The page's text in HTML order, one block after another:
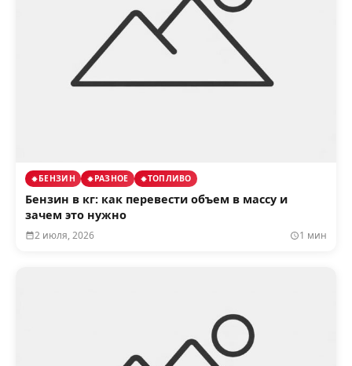
БЕНЗИН РАЗНОЕ ТОПЛИВО
Бензин в кг: как перевести объем в массу и
зачем это нужно
2 июля, 2026 1 мин